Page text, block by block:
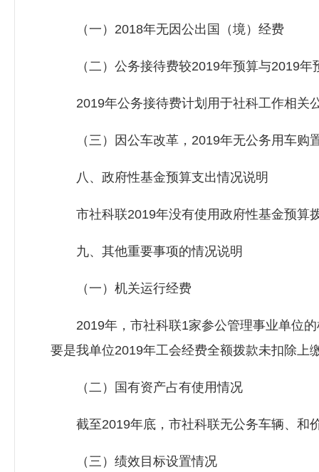
（一）2018年无因公出国（境）经费
（二）公务接待费较2019年预算与2019年
2019年公务接待费计划用于社科工作相关
（三）因公车改革，2019年无公务用车购
八、政府性基金预算支出情况说明
市社科联2019年没有使用政府性基金预算
九、其他重要事项的情况说明
（一）机关运行经费
2019年，市社科联1家参公管理事业单位的
要是我单位2019年工会经费全额拨款未扣除上
（二）国有资产占有使用情况
截至2019年底，市社科联无公务车辆、和
（三）绩效目标设置情况